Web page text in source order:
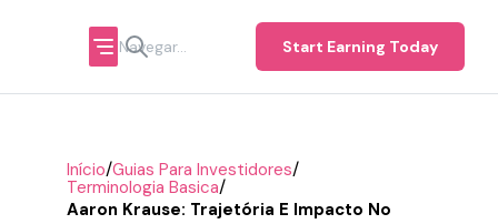
Start Earning Today
Início/Guias Para Investidores/
Terminologia Basica/
Aaron Krause: Trajetória E Impacto No